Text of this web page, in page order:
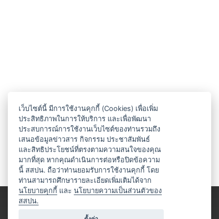
เว็บไซต์นี้ มีการใช้งานคุกกี้ (Cookies) เพื่อเพิ่ม
ประสิทธิภาพในการให้บริการ และเพื่อพัฒนา
ประสบการณ์การใช้งานเว็บไซต์ของท่านรวมถึง
เสนอข้อมูลข่าวสาร กิจกรรม ประชาสัมพันธ์
และสิทธิประโยชน์ที่ตรงตามความสนใจของคุณ
มากที่สุด หากคุณดำเนินการต่อหรือปิดข้อความ
นี้ สสปน. ถือว่าท่านยอมรับการใช้งานคุกกี้ โดย
ท่านสามารถศึกษารายละเอียดเพิ่มเติมได้จาก
นโยบายคุกกี้ และนโยบายความเป็นส่วนตัวของ
สสปน.